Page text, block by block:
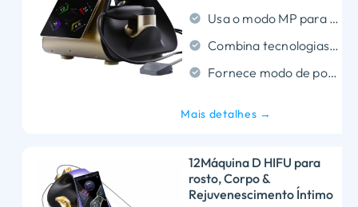
Usa o modo MP para digitalização eficiente de linhas multiponto.
Combina tecnologias 13D HIFU e 18D RF.
Fornece modo de ponto para fornecimento preciso de energia.
Mais detalhes →
12Máquina D HIFU para
rosto, Corpo &
Rejuvenescimento Íntimo